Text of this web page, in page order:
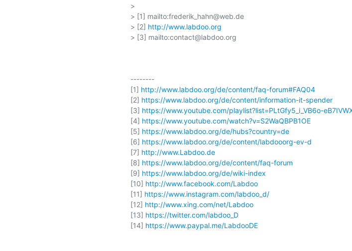
>
> [1] mailto:frederik_hahn@web.de
> [2] http://www.labdoo.org
> [3] mailto:contact@labdoo.org
--------
[1] http://www.labdoo.org/de/content/faq-forum#FAQ04
[2] https://www.labdoo.org/de/content/information-it-spender
[3] https://www.youtube.com/playlist?list=PLtGfy5_i_VB6o-
[4] https://www.youtube.com/watch?v=S2WaQBPB1OE
[5] https://www.labdoo.org/de/hubs?country=de
[6] https://www.labdoo.org/de/content/labdooorg-ev-d
[7] http://www.Labdoo.de
[8] https://www.labdoo.org/de/content/faq-forum
[9] https://www.labdoo.org/de/wiki-index
[10] http://www.facebook.com/Labdoo
[11] https://www.instagram.com/labdoo_d/
[12] http://www.xing.com/net/Labdoo
[13] https://twitter.com/labdoo_D
[14] https://www.paypal.me/LabdooDE